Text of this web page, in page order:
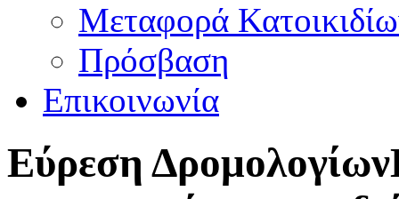
Μεταφορά
Πρόσβαση
Επικοινωνία
Εύρεση Δρομολογίων